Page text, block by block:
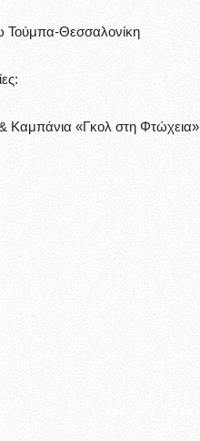
Τούμπα-Θεσσαλονίκη
Καμπάνια «Γκολ στη Φτώχεια»